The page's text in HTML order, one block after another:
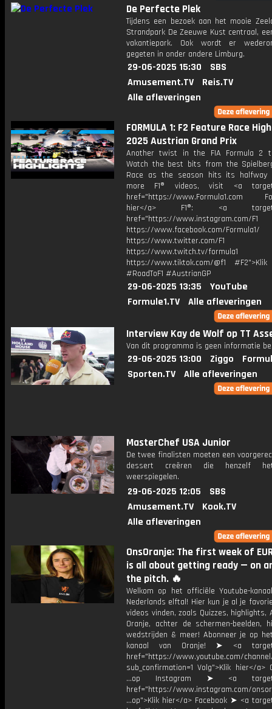
De Perfecte Plek
Tijdens een bezoek aan het mooie
Strandpark De Zeeuwe Kust centraal,
vakantiepark. Ook wordt er
gegeten in onder andere Limburg.
29-06-2025 15:30
SBS
Amusement.TV
Reis.TV
Alle afleveringen
FORMULA 1: F2 Feature Race
2025 Austrian Grand Prix
Another twist in the FIA Formula 2
Watch the best bits from the
Race as the season hits its halfway
more F1® videos, visit <a
href="https://www.Formula1.com
hier</a> F1®: <a
href="https://www.instagram.com/F1
https://www.facebook.com/Formula1/
https://www.twitter.com/F1
https://www.twitch.tv/formula1
https://www.tiktok.com/@f1
#RoadToF1 #AustrianGP
29-06-2025 13:35
YouTube
Formule1.TV
Alle afleveringen
Interview Kay de Wolf op TT
Van dit programma is geen informatie
29-06-2025 13:00 Ziggo
Sporten.TV
Alle afleveringen
MasterChef USA Junior
De twee finalisten moeten een
dessert creëren die henzelf
weerspiegelen.
29-06-2025 12:05
SBS
Amusement.TV
Kook.TV
Alle afleveringen
OnsOranje: The first week of
is all about getting ready — on
the pitch. 🔥
Welkom op het officiële Youtube-
Nederlands elftal! Hier kun je al je
videos vinden, zoals Quizzes, highlights,
Oranje, achter de schermen-beelden,
wedstrijden & meer! Abonneer je op
kanaal van Oranje! ➤ <a
href="https://www.youtube.com/channel/
sub_confirmation=1 Volg">Klik hier</a>
...op Instagram ➤ <a
href="https://www.instagram.com/
...op">Klik hier</a> Facebook ➤ <a